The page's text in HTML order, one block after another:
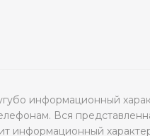
информационный
Вся
информационный